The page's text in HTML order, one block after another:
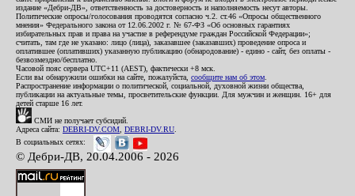
издание «Дебри-ДВ», ответственность за достоверность и наполняемость несут авторы.
Политические опросы/голосования проводятся согласно ч.2. ст.46 «Опросы общественного
мнения» Федерального закона от 12.06.2002 г. № 67-ФЗ «Об основных гарантиях
избирательных прав и права на участие в референдуме граждан Российской Федерации»;
считать, там где не указано: лицо (лица), заказавшее (заказавших) проведение опроса и
оплатившее (оплативших) указанную публикацию (обнародование) - едино - сайт, без оплаты -
безвозмездно/бесплатно.
Часовой пояс сервера UTC+11 (AEST), фактически +8 мск.
Если вы обнаружили ошибки на сайте, пожалуйста, сообщите нам об этом
Распространение информации о политической, социальной, духовной жизни общества,
публикации на актуальные темы, просветительские функции. Для мужчин и женщин. 16+ для
детей старше 16 лет.
СМИ не получает субсидий.
Адреса сайта: DEBRI-DV.COM DEBRI-DV.RU
В социальных сетях:
© Дебри-ДВ, 20.04.2006 - 2026